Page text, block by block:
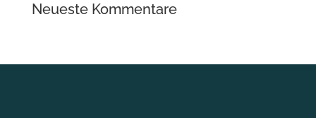
Neueste Kommentare